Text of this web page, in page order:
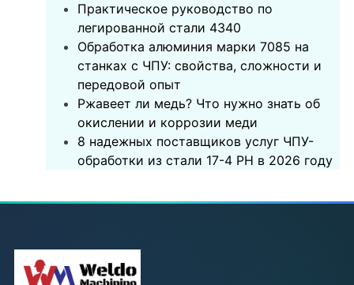
‌Практическое руководство по
легированной стали 4340‌
Обработка алюминия марки 7085 на
станках с ЧПУ: свойства, сложности и
передовой опыт
Ржавеет ли медь? Что нужно знать об
окислении и коррозии меди
8 надежных поставщиков услуг ЧПУ-
обработки из стали 17-4 PH в 2026 году